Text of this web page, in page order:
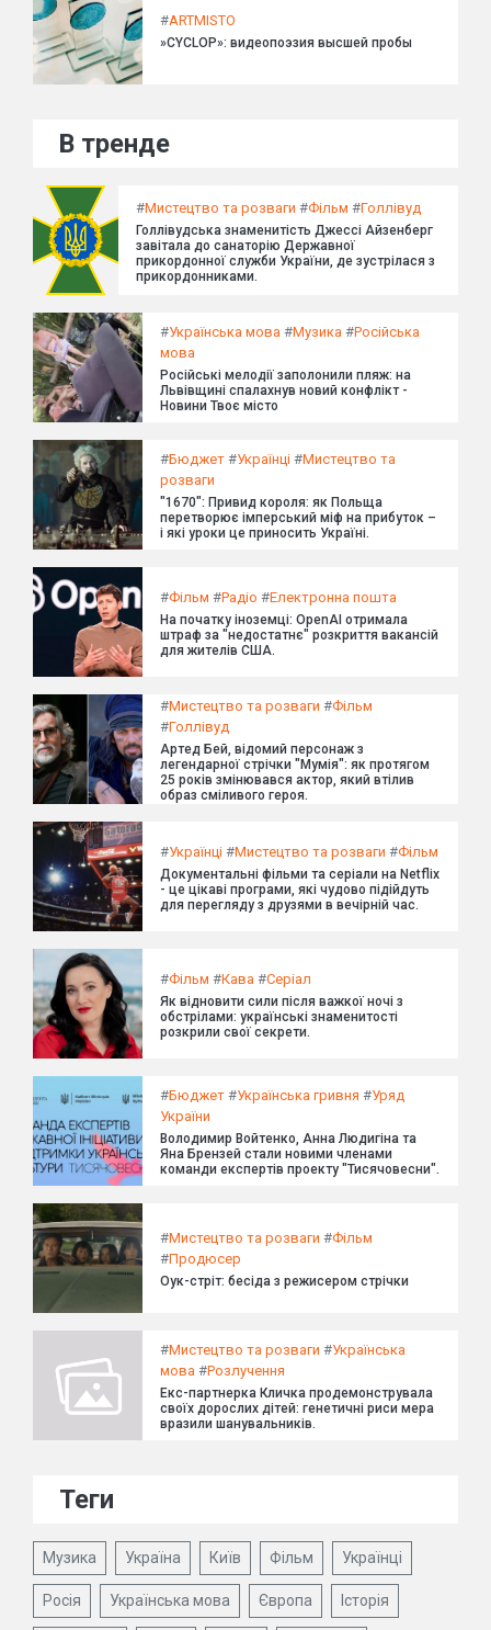
#ARTMISTO
»CYCLOP»: видеопоэзия высшей пробы
В тренде
#Мистецтво та розваги #Фільм #Голлівуд
Голлівудська знаменитість Джессі Айзенберг
завітала до санаторію Державної
прикордонної служби України, де зустрілася з
прикордонниками.
#Українська мова #Музика #Російська
мова
Російські мелодії заполонили пляж: на
Львівщині спалахнув новий конфлікт -
Новини Твоє місто
#Бюджет #Українці #Мистецтво та
розваги
"1670": Привид короля: як Польща
перетворює імперський міф на прибуток –
і які уроки це приносить Україні.
#Фільм #Радіо #Електронна пошта
На початку іноземці: OpenAI отримала
штраф за "недостатнє" розкриття вакансій
для жителів США.
#Мистецтво та розваги #Фільм
#Голлівуд
Артед Бей, відомий персонаж з
легендарної стрічки "Мумія": як протягом
25 років змінювався актор, який втілив
образ сміливого героя.
#Українці #Мистецтво та розваги #Фільм
Документальні фільми та серіали на Netflix
- це цікаві програми, які чудово підійдуть
для перегляду з друзями в вечірній час.
#Фільм #Кава #Серіал
Як відновити сили після важкої ночі з
обстрілами: українські знаменитості
розкрили свої секрети.
#Бюджет #Українська гривня #Уряд
України
Володимир Войтенко, Анна Людигіна та
Яна Брензей стали новими членами
команди експертів проекту "Тисячовесни".
#Мистецтво та розваги #Фільм
#Продюсер
Оук-стріт: бесіда з режисером стрічки
#Мистецтво та розваги #Українська
мова #Розлучення
Екс-партнерка Кличка продемонструвала
своїх дорослих дітей: генетичні риси мера
вразили шанувальників.
Теги
Музика Україна Київ Фільм Українці
Росія Українська мова Європа Історія